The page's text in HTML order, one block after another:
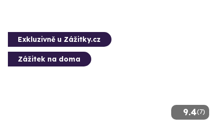
9.4(7)
Exkluzivně u Zážitky.cz
Zážitek na doma